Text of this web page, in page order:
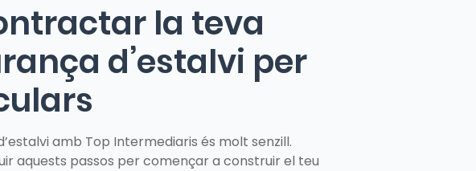
la teva
d’estalvi per
amb Top Intermediaris és molt senzill.
aquests passos per començar a construir el teu